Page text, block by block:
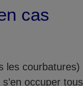
cas
les courbatures)
occuper tous